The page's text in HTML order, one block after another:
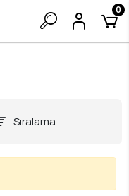
0
Sıralama